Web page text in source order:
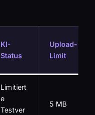
KI-
Status
Upload-
Limit
Limitiert
e
Testver
5 MB